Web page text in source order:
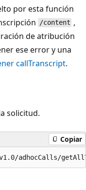
por esta función
/content ,
de atribución
ese error y una
callTranscript.
solicitud.
Copiar